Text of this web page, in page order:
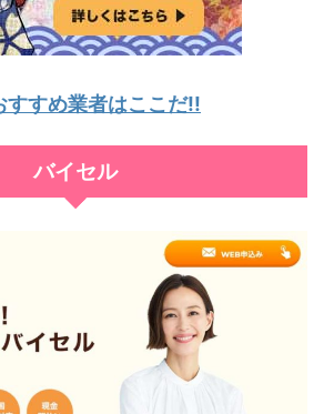
すすめ業者はここだ!!
バイセル